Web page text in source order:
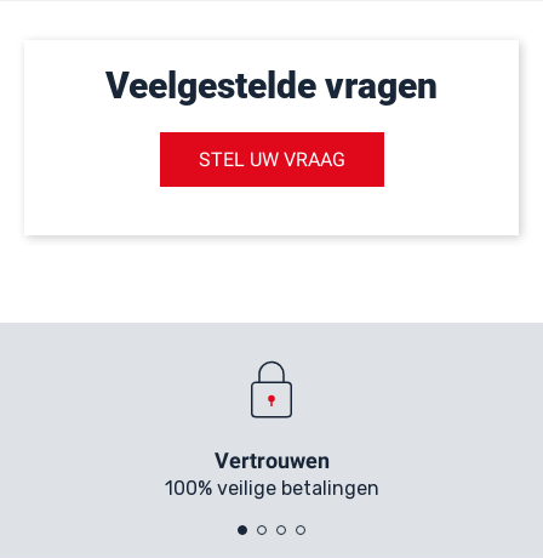
Veelgestelde vragen
STEL UW VRAAG
Vertrouwen
100% veilige betalingen